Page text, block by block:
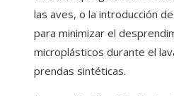
las aves, o la introducción
para minimizar el
microplásticos durante el
prendas sintéticas.